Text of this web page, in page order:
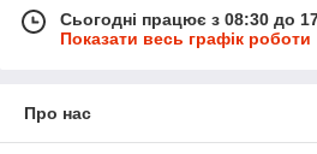
Сьогодні працює з 08:30 до
Показати весь графік роботи
Про нас